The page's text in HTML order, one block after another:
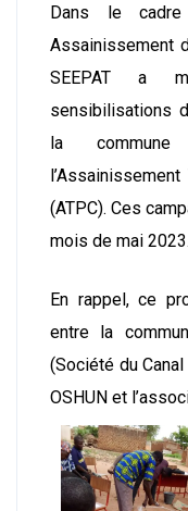
Dans le
Assainissement
SEEPAT a
sensibilisations
la
(ATPC). Ces
mois de mai 2023.
En rappel, ce
entre la
(Société du Canal
OSHUN et